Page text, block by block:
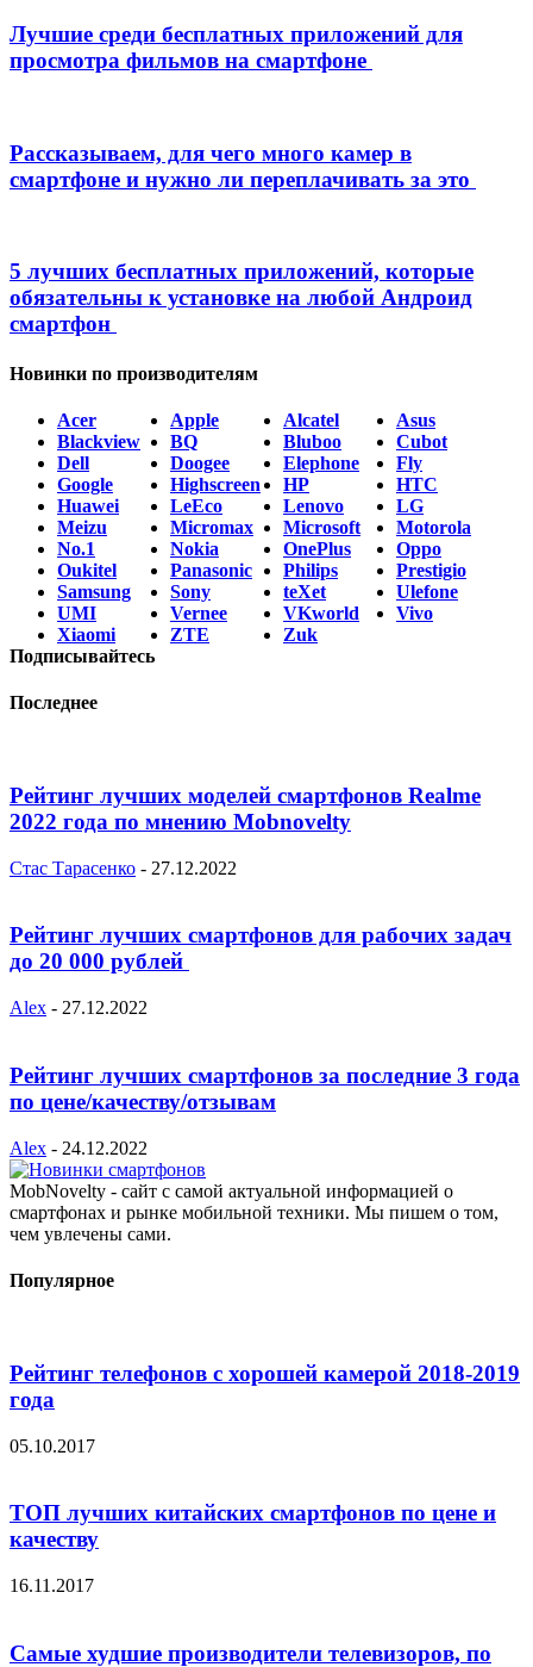
Лучшие среди бесплатных приложений для
просмотра фильмов на смартфоне
Рассказываем, для чего много камер в
смартфоне и нужно ли переплачивать за это
5 лучших бесплатных приложений, которые
обязательны к установке на любой Андроид
смартфон
Новинки по производителям
Acer Apple Alcatel
Asus
Blackview
BQ Bluboo
Cubot
Dell
Doogee Elephone
Fly
Google
Highscreen HP
HTC
Huawei
LeEco Lenovo
LG
Meizu
Micromax Microsoft
Motorola
No.1
Nokia OnePlus
Oppo
Oukitel
Panasonic Philips
Prestigio
Samsung
Sony teXet
Ulefone
UMI
Vernee VKworld
Vivo
Xiaomi
ZTE
Zuk
Подписывайтесь
Последнее
Рейтинг лучших моделей смартфонов Realme
2022 года по мнению Mobnovelty
Стас Тарасенко - 27.12.2022
Рейтинг лучших смартфонов для рабочих задач
до 20 000 рублей
Alex - 27.12.2022
Рейтинг лучших смартфонов за последние 3 года
по цене/качеству/отзывам
Alex - 24.12.2022
MobNovelty - сайт с самой актуальной информацией о
смартфонах и рынке мобильной техники. Мы пишем о том,
чем увлечены сами.
Популярное
Рейтинг телефонов с хорошей камерой 2018-2019
года
05.10.2017
ТОП лучших китайских смартфонов по цене и
качеству
16.11.2017
Самые худшие производители телевизоров, по